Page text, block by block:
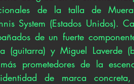
de la talla de
System (Estados Unidos).
de un fuerte
(guitarra) y Miguel Laverde
prometedores de la
de marca